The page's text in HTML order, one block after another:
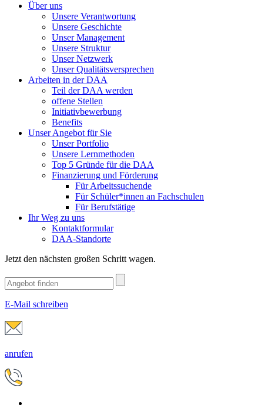
Über uns
Unsere Verantwortung
Unsere Geschichte
Unser Management
Unsere Struktur
Unser Netzwerk
Unser Qualitätsversprechen
Arbeiten in der DAA
Teil der DAA werden
offene Stellen
Initiativbewerbung
Benefits
Unser Angebot für Sie
Unser Portfolio
Unsere Lernmethoden
Top 5 Gründe für die DAA
Finanzierung und Förderung
Für Arbeitssuchende
Für Schüler*innen an Fachschulen
Für Berufstätige
Ihr Weg zu uns
Kontaktformular
DAA-Standorte
Jetzt den nächsten großen Schritt wagen.
E-Mail schreiben
anrufen